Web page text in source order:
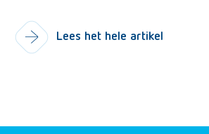
Lees het hele artikel